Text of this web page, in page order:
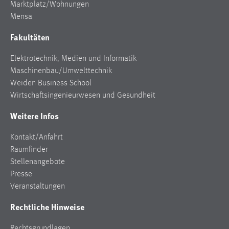
Marktplatz/Wohnungen
Mensa
Fakultäten
Elektrotechnik, Medien und Informatik
Maschinenbau/Umwelttechnik
Weiden Business School
Wirtschaftsingenieurwesen und Gesundheit
Weitere Infos
Kontakt/Anfahrt
Raumfinder
Stellenangebote
Presse
Veranstaltungen
Rechtliche Hinweise
MARKETING
Marketing Cookies werden von Drittanbietern
verwendet, um personalisierte Werbung anzuzeigen.
Google Ads
Name:
Google Ireland Limited